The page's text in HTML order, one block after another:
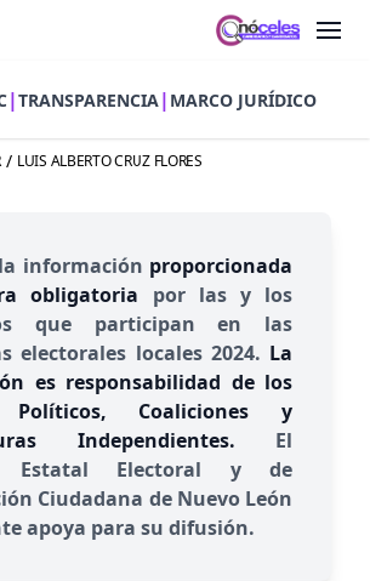
|TRANSPARENCIA| MARCO JURÍDICO
/ LUIS ALBERTO CRUZ FLORES
información proporcionada
obligatoria por las y los
que participan en las
electorales locales 2024. La
es responsabilidad de los
Políticos, Coaliciones y
Independientes. El
Estatal Electoral y de
Ciudadana de Nuevo León
apoya para su difusión.